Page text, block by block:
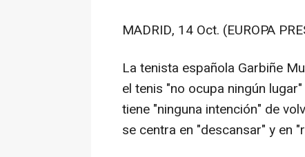
MADRID, 14 Oct. (EUROPA
La tenista española Garbiñe
el tenis "no ocupa ningún
tiene "ninguna intención" de
se centra en "descansar" y en